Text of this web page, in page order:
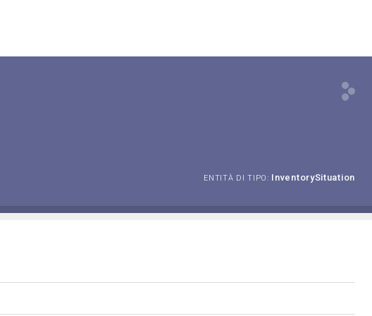
ENTITÀ DI TIPO: InventorySituation